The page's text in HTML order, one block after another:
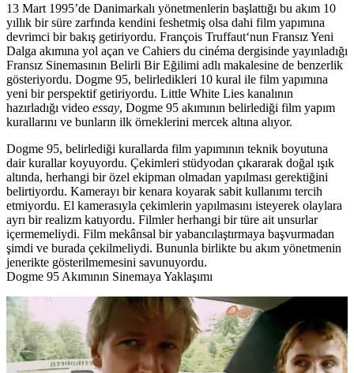
13 Mart 1995’de Danimarkalı yönetmenlerin başlattığı bu akım 10
yıllık bir süre zarfında kendini feshetmiş olsa dahi film yapımına
devrimci bir bakış getiriyordu. François Truffaut‘nun Fransız Yeni
Dalga akımına yol açan ve Cahiers du cinéma dergisinde yayınladığı
Fransız Sinemasının Belirli Bir Eğilimi adlı makalesine de benzerlik
gösteriyordu. Dogme 95, belirledikleri 10 kural ile film yapımına
yeni bir perspektif getiriyordu. Little White Lies kanalının
hazırladığı video essay, Dogme 95 akımının belirlediği film yapım
kurallarını ve bunların ilk örneklerini mercek altına alıyor.
Dogme 95, belirlediği kurallarda film yapımının teknik boyutuna
dair kurallar koyuyordu. Çekimleri stüdyodan çıkararak doğal ışık
altında, herhangi bir özel ekipman olmadan yapılması gerektiğini
belirtiyordu. Kamerayı bir kenara koyarak sabit kullanımı tercih
etmiyordu. El kamerasıyla çekimlerin yapılmasını isteyerek olaylara
ayrı bir realizm katıyordu. Filmler herhangi bir türe ait unsurlar
içermemeliydi. Film mekânsal bir yabancılaştırmaya başvurmadan
şimdi ve burada çekilmeliydi. Bununla birlikte bu akım yönetmenin
jenerikte gösterilmemesini savunuyordu.
Dogme 95 Akımının Sinemaya Yaklaşımı